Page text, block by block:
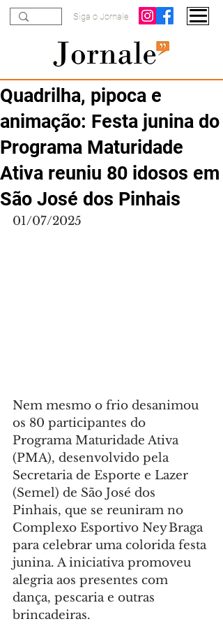
Siga o Jornale
Quadrilha, pipoca e
animação: Festa junina do
Programa Maturidade
Ativa reuniu 80 idosos em
São José dos Pinhais
01/07/2025
Nem mesmo o frio desanimou
os 80 participantes do
Programa Maturidade Ativa
(PMA), desenvolvido pela
Secretaria de Esporte e Lazer
(Semel) de São José dos
Pinhais, que se reuniram no
Complexo Esportivo Ney Braga
para celebrar uma colorida festa
junina. A iniciativa promoveu
alegria aos presentes com
dança, pescaria e outras
brincadeiras.